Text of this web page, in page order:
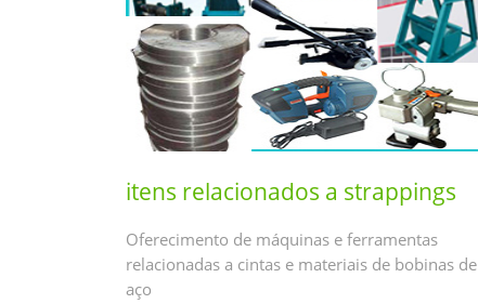
itens relacionados a strappings
Oferecimento de máquinas e ferramentas
relacionadas a cintas e materiais de bobinas de
aço